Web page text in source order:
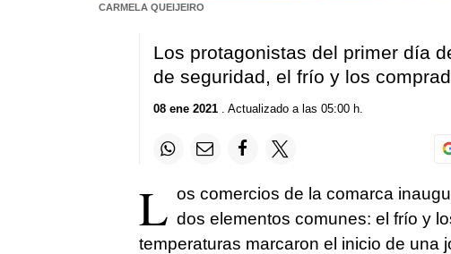
CARMELA QUEIJEIRO
Los protagonistas del primer día
de seguridad, el frío y los
08 ene 2021. Actualizado a las 05:00 h.
L os comercios de la comarca
dos elementos comunes: el frío y
temperaturas marcaron el inicio de una